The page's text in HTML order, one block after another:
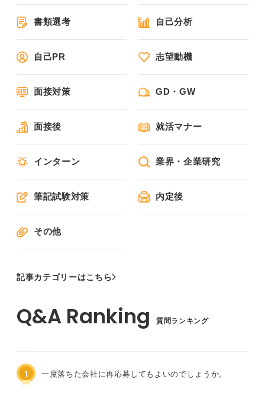
書類選考 自己分析
自己PR 志望動機
面接対策 GD・GW
面接後 就活マナー
インターン 業界・企業研究
筆記試験対策 内定後
その他
記事カテゴリーはこちら
質問ランキング
1 一度落ちた会社に再応募してもよいのでしょうか。